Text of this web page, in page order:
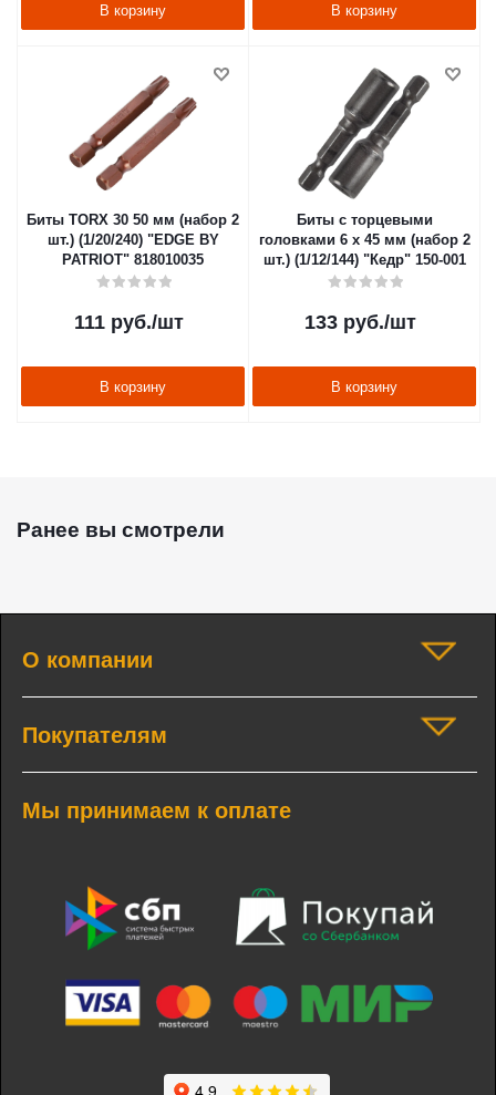
В корзину В корзину
Биты TORX 30 50 мм (набор 2
шт.) (1/20/240) "EDGE BY
PATRIOT" 818010035
111 руб./шт
В корзину
Биты с торцевыми
головками 6 х 45 мм (набор 2
шт.) (1/12/144) "Кедр" 150-001
133 руб./шт
В корзину
Ранее вы смотрели
О компании
Покупателям
Мы принимаем к оплате